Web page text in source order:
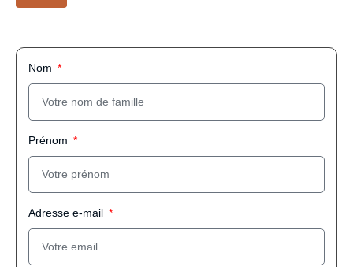
Nom
Prénom
Adresse e-mail